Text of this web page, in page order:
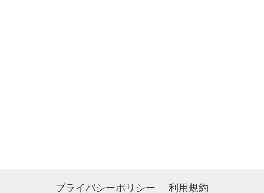
プライバシーポリシー 利用規約